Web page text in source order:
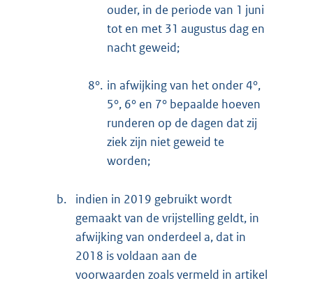
ouder, in de periode van 1 juni
tot en met 31 augustus dag en
nacht geweid;
8°. in afwijking van het onder 4°,
5°, 6° en 7° bepaalde hoeven
runderen op de dagen dat zij
ziek zijn niet geweid te
worden;
b.
indien in 2019 gebruikt wordt
gemaakt van de vrijstelling geldt, in
afwijking van onderdeel a, dat in
2018 is voldaan aan de
voorwaarden zoals vermeld in artikel